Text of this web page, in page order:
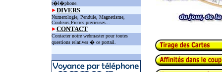
t�l�phone.
DIVERS
Numerologie, Pendule, Magnetisme,
Couleurs,Pierres precieuses...
CONTACT
Contacter notre webmaster pour toutes
questions relatives � ce portail.